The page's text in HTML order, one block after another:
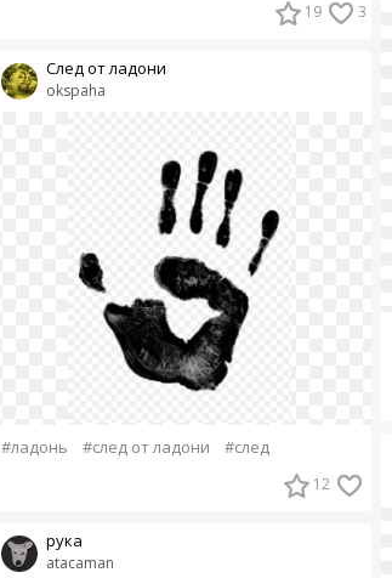
19 3
okspaha
След от ладони
#ладонь #след от ладони #след
12
atacaman
рука